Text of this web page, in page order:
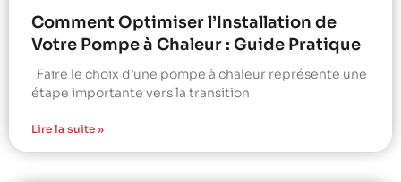
Comment Optimiser l’Installation de
Votre Pompe à Chaleur : Guide Pratique
Faire le choix d’une pompe à chaleur représente une
étape importante vers la transition
Lire la suite »